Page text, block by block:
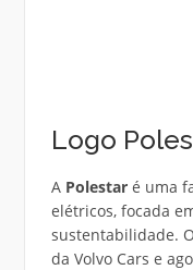
Logo
A Polestaré uma
elétricos, focada
sustentabilidade.
da Volvo Cars e